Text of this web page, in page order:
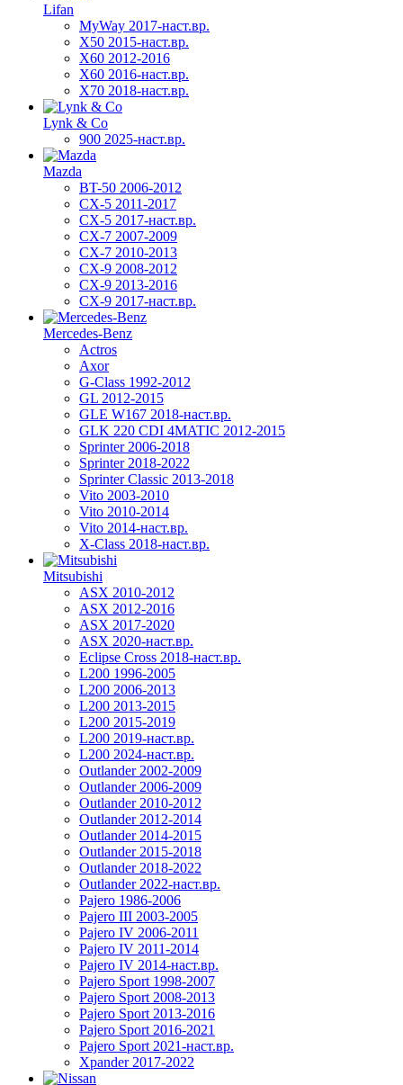
Lifan
MyWay 2017-наст.вр.
X50 2015-наст.вр.
X60 2012-2016
X60 2016-наст.вр.
X70 2018-наст.вр.
Lynk & Co
900 2025-наст.вр.
Mazda
BT-50 2006-2012
CX-5 2011-2017
CX-5 2017-наст.вр.
CX-7 2007-2009
CX-7 2010-2013
CX-9 2008-2012
CX-9 2013-2016
CX-9 2017-наст.вр.
Mercedes-Benz
Actros
Axor
G-Class 1992-2012
GL 2012-2015
GLE W167 2018-наст.вр.
GLK 220 CDI 4MATIC 2012-2015
Sprinter 2006-2018
Sprinter 2018-2022
Sprinter Classic 2013-2018
Vito 2003-2010
Vito 2010-2014
Vito 2014-наст.вр.
X-Class 2018-наст.вр.
Mitsubishi
ASX 2010-2012
ASX 2012-2016
ASX 2017-2020
ASX 2020-наст.вр.
Eclipse Cross 2018-наст.вр.
L200 1996-2005
L200 2006-2013
L200 2013-2015
L200 2015-2019
L200 2019-наст.вр.
L200 2024-наст.вр.
Outlander 2002-2009
Outlander 2006-2009
Outlander 2010-2012
Outlander 2012-2014
Outlander 2014-2015
Outlander 2015-2018
Outlander 2018-2022
Outlander 2022-наст.вр.
Pajero 1986-2006
Pajero III 2003-2005
Pajero IV 2006-2011
Pajero IV 2011-2014
Pajero IV 2014-наст.вр.
Pajero Sport 1998-2007
Pajero Sport 2008-2013
Pajero Sport 2013-2016
Pajero Sport 2016-2021
Pajero Sport 2021-наст.вр.
Xpander 2017-2022